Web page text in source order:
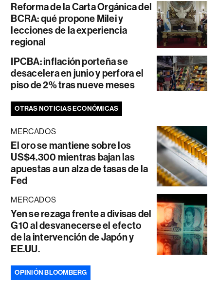
Reforma de la Carta Orgánica del
BCRA: qué propone Milei y
lecciones de la experiencia
regional
IPCBA: inflación porteña se
desacelera en junio y perfora el
piso de 2% tras nueve meses
OTRAS NOTICIAS ECONÓMICAS
MERCADOS
El oro se mantiene sobre los
US$4.300 mientras bajan las
apuestas a un alza de tasas de la
Fed
MERCADOS
Yen se rezaga frente a divisas del
G10 al desvanecerse el efecto
de la intervención de Japón y
EE.UU.
OPINIÓN BLOOMBERG